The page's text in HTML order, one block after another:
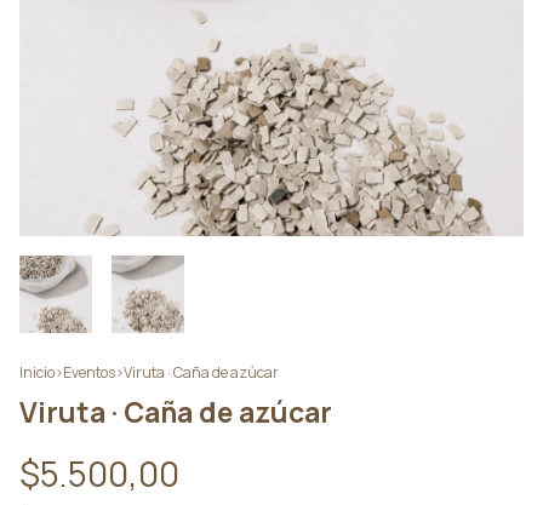
Inicio>Eventos>Viruta · Caña de azúcar
Viruta · Caña de azúcar
$5.500,00